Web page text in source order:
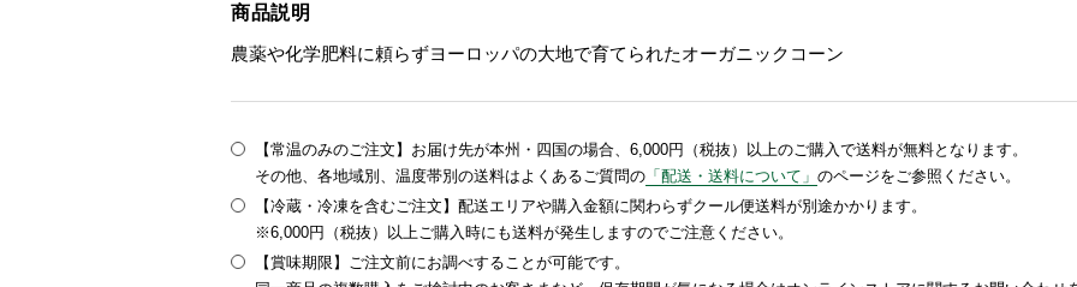
商品説明
農薬や化学肥料に頼らずヨーロッパの大地で育てられたオーガニックコーン
【常温のみのご注文】お届け先が本州・四国の場合、6,000円（税抜）以上のご購入で送料が無料となります。
その他、各地域別、温度帯別の送料はよくあるご質問の 「配送・送料について」 のページをご参照ください。
【冷蔵・冷凍を含むご注文】配送エリアや購入金額に関わらずクール便送料が別途かかります。
※6,000円（税抜）以上ご購入時にも送料が発生しますのでご注意ください。
【賞味期限】ご注文前にお調べすることが可能です。